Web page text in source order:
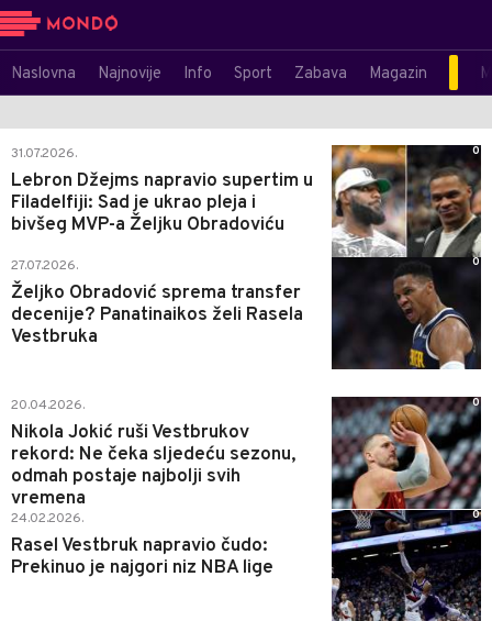
Naslovna Najnovije Info Sport Zabava Magazin
31.07.2026.
Lebron Džejms napravio supertim u
Filadelfiji: Sad je ukrao pleja i
bivšeg MVP-a Željku Obradoviću
0
27.07.2026.
Željko Obradović sprema transfer
decenije? Panatinaikos želi Rasela
Vestbruka
0
20.04.2026.
Nikola Jokić ruši Vestbrukov
rekord: Ne čeka sljedeću sezonu,
odmah postaje najbolji svih
vremena
0
24.02.2026.
Rasel Vestbruk napravio čudo:
Prekinuo je najgori niz NBA lige
0